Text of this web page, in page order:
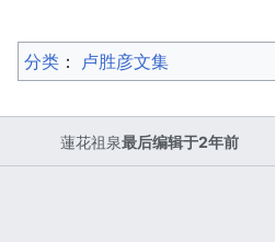
分类 ：​ 卢胜彦文集
蓮花祖泉最后编辑于2年前